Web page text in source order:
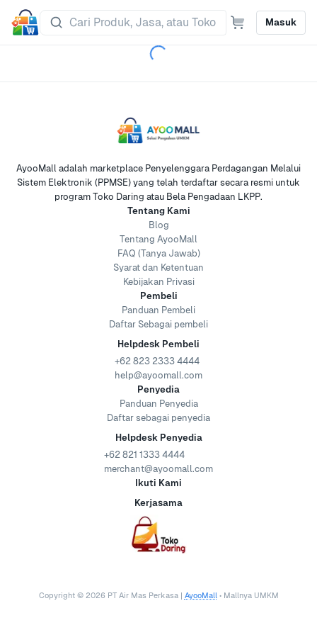
Masuk
AyooMall adalah marketplace Penyelenggara Perdagangan Melalui
Sistem Elektronik (PPMSE) yang telah terdaftar secara resmi untuk
program Toko Daring atau Bela Pengadaan LKPP.
Tentang Kami
Blog
Tentang AyooMall
FAQ (Tanya Jawab)
Syarat dan Ketentuan
Kebijakan Privasi
Pembeli
Panduan Pembeli
Daftar Sebagai pembeli
Helpdesk Pembeli
+62 823 2333 4444
help@ayoomall.com
Penyedia
Panduan Penyedia
Daftar sebagai penyedia
Helpdesk Penyedia
+62 821 1333 4444
merchant@ayoomall.com
Ikuti Kami
Kerjasama
Copyright © 2026 PT Air Mas Perkasa | AyooMall • Mallnya UMKM